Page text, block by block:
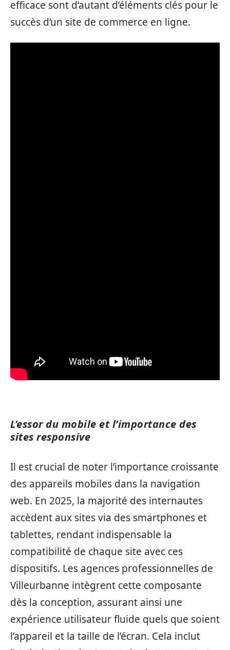
efficace sont d’autant d’éléments clés pour le
succès d’un site de commerce en ligne.
L’essor du mobile et l’importance des
sites responsive
Il est crucial de noter l’importance croissante
des appareils mobiles dans la navigation
web. En 2025, la majorité des internautes
accèdent aux sites via des smartphones et
tablettes, rendant indispensable la
compatibilité de chaque site avec ces
dispositifs. Les agences professionnelles de
Villeurbanne intègrent cette composante
dès la conception, assurant ainsi une
expérience utilisateur fluide quels que soient
l’appareil et la taille de l’écran. Cela inclut